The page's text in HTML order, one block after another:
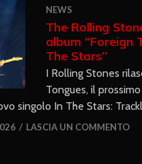
NEWS
The Rolling
album “Foreign
The Stars”
I Rolling Stones
Tongues, il
singolo In The Stars:
LASCIA UN COMMENTO